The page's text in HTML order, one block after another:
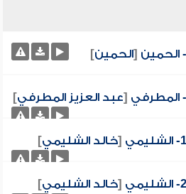
الحمين [الحمين]
المطرفي [عبد العزيز المطرفي]
[خالد الشليمي]
[خالد الشليمي]